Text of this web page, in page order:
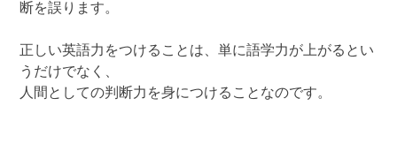
断を誤ります。
正しい英語力をつけることは、単に語学力が上がるとい
うだけでなく、
人間としての判断力を身につけることなのです。